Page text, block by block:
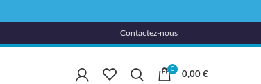
Contactez-nous
0
0,00 €